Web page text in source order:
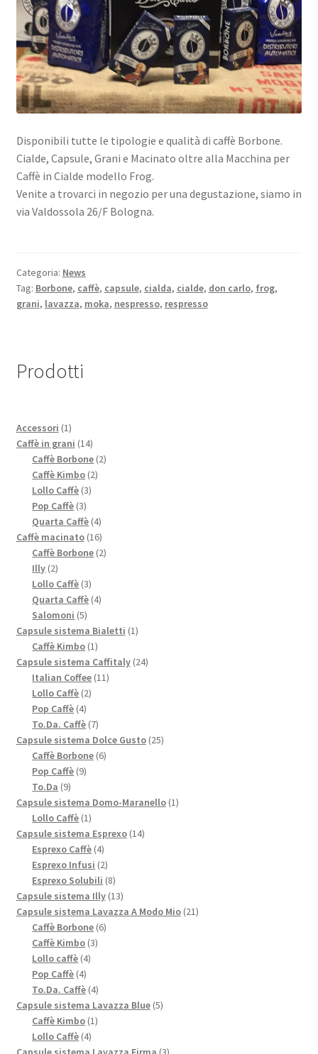
Disponibili tutte le tipologie e qualità di caffè Borbone.
Cialde, Capsule, Grani e Macinato oltre alla Macchina per
Caffè in Cialde modello Frog.
Venite a trovarci in negozio per una degustazione, siamo in
via Valdossola 26/F Bologna.
Categoria: News
Tag: Borbone, caffè, capsule, cialda, cialde, don carlo, frog,
grani, lavazza, moka, nespresso, respresso
Prodotti
Accessori 11
prodotto
Caffè in grani 1414
prodotti
Caffè Borbone 22
Caffè Kimbo 22
Lollo Caffè 33
Pop Caffè 33
prodotti
Quarta Caffè 44
prodotti
Caffè macinato 1616
prodotti
Caffè Borbone 22
Illy 22
prodotti
Lollo Caffè 33
prodotti
Quarta Caffè 44
Salomoni 55
prodotti
Capsule sistema Bialetti 11
Caffè Kimbo 11
prodotto
Capsule sistema Caffitaly 2424
Italian Coffee 1111
Lollo Caffè 22
Pop Caffè 44
prodotti
To.Da. Caffè 77
prodotti
Capsule sistema Dolce Gusto 2525
Caffè Borbone 66
Pop Caffè 99
To.Da 99
prodotti
Capsule sistema Domo-Maranello 11
Lollo Caffè 11
prodotto
Capsule sistema Esprexo 1414
Esprexo Caffè 44
prodotti
Esprexo Infusi 22
prodotti
Esprexo Solubili 88
prodotti
Capsule sistema Illy 1313
prodotti
Capsule sistema Lavazza A Modo Mio 2121
Caffè Borbone 66
Caffè Kimbo 33
Lollo caffè 44
Pop Caffè 44
prodotti
To.Da. Caffè 44
prodotti
Capsule sistema Lavazza Blue 55
Caffè Kimbo 11
Lollo Caffè 44
prodotti
3